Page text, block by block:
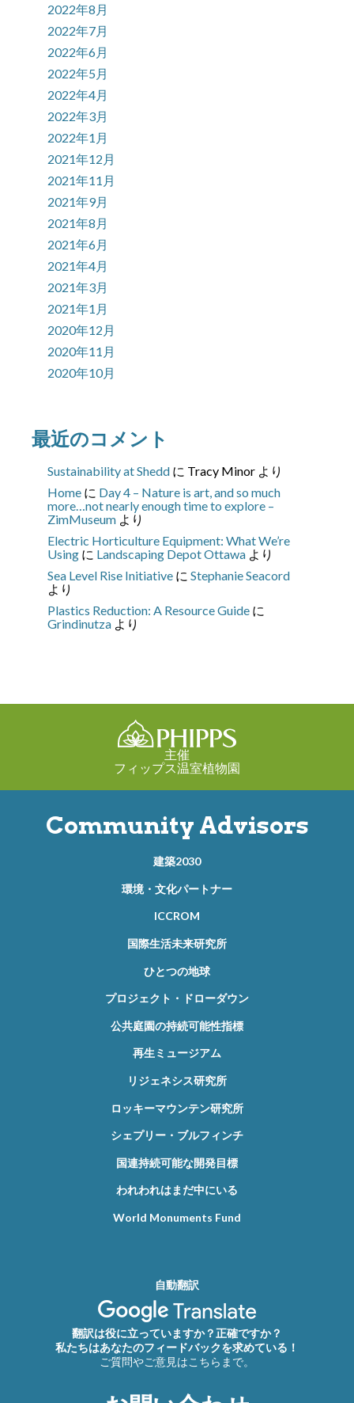
2022年8月
2022年7月
2022年6月
2022年5月
2022年4月
2022年3月
2022年1月
2021年12月
2021年11月
2021年9月
2021年8月
2021年6月
2021年4月
2021年3月
2021年1月
2020年12月
2020年11月
2020年10月
最近のコメント
Sustainability at Shedd に Tracy Minor より
Home に Day 4 – Nature is art, and so much
more…not nearly enough time to explore –
ZimMuseum より
Electric Horticulture Equipment: What We’re
Using に Landscaping Depot Ottawa より
Sea Level Rise Initiative に Stephanie Seacord
より
Plastics Reduction: A Resource Guide に
Grindinutza より
主催
フィップス温室植物園
Community Advisors
建築2030
環境・文化パートナー
ICCROM
国際生活未来研究所
ひとつの地球
プロジェクト・ドローダウン
公共庭園の持続可能性指標
再生ミュージアム
リジェネシス研究所
ロッキーマウンテン研究所
シェプリー・ブルフィンチ
国連持続可能な開発目標
われわれはまだ中にいる
World Monuments Fund
自動翻訳
翻訳は役に立っていますか？正確ですか？
私たちはあなたのフィードバックを求めている！
ご質問やご意見はこちらまで。